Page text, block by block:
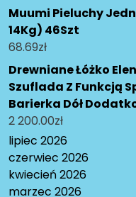
Muumi Pieluchy
14Kg) 46Szt
68.69zł
Drewniane Łóżko
Szuflada Z Funkcją
Barierka Dół
2 200.00zł
lipiec 2026
czerwiec 2026
kwiecień 2026
marzec 2026